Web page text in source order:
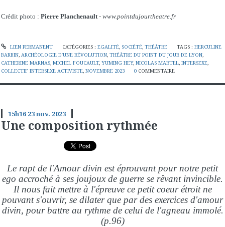
Crédit photo : Pierre Planchenault - www.pointdujourtheatre.fr
LIEN PERMANENT CATÉGORIES : EGALITÉ, SOCIÉTÉ, THÉÂTRE TAGS :HERCULINE
BARBIN, ARCHÉOLOGIE D'UNE RÉVOLUTION, THÉÂTRE DU POINT DU JOUR DE LYON,
CATHERINE MARNAS, MICHEL FOUCAULT, YUMING HEY, NICOLAS MARTEL, INTERSEXE,
COLLECTIF INTERSEXE ACTIVISTE, NOVEMBRE 2023 0 COMMENTAIRE
15h16 23nov. 2023
Une composition rythmée
Le rapt de l'Amour divin est éprouvant pour notre petit
ego accroché à ses joujoux de guerre se rêvant invincible.
Il nous fait mettre à l'épreuve ce petit coeur étroit ne
pouvant s'ouvrir, se dilater que par des exercices d'amour
divin, pour battre au rythme de celui de l'agneau immolé.
(p.96)